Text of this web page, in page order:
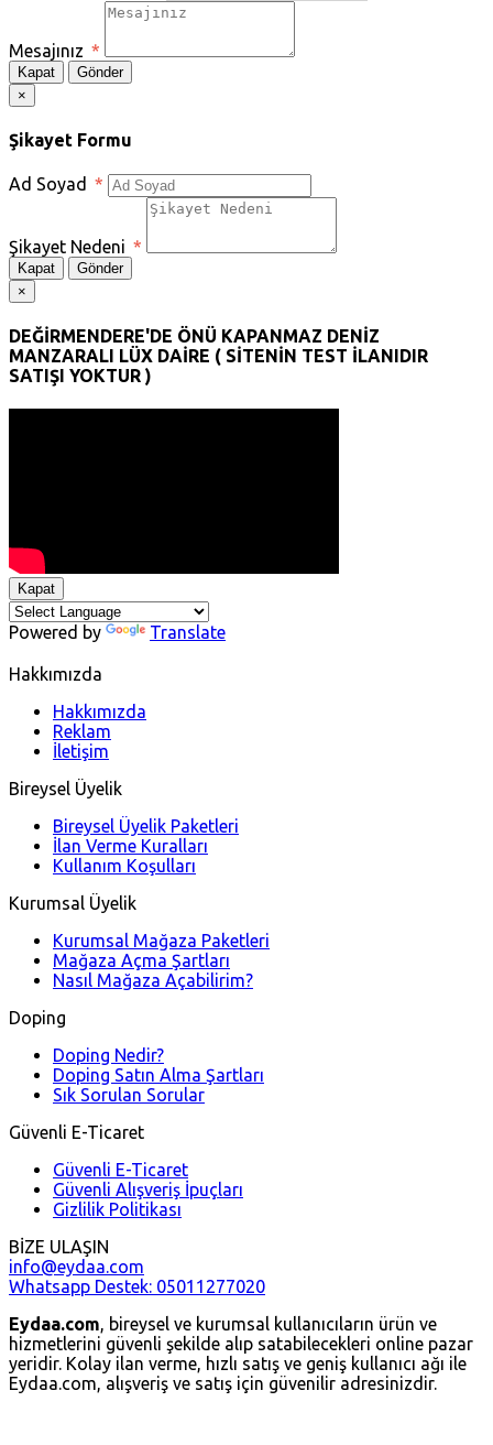
Mesajınız *
Kapat
Gönder
×
Şikayet Formu
Ad Soyad *
Şikayet Nedeni *
Kapat
Gönder
×
DEĞİRMENDERE'DE ÖNÜ KAPANMAZ DENİZ
MANZARALI LÜX DAİRE ( SİTENİN TEST İLANIDIR
SATIŞI YOKTUR )
Kapat
Powered by Translate
Hakkımızda
Hakkımızda
Reklam
İletişim
Bireysel Üyelik
Bireysel Üyelik Paketleri
İlan Verme Kuralları
Kullanım Koşulları
Kurumsal Üyelik
Kurumsal Mağaza Paketleri
Mağaza Açma Şartları
Nasıl Mağaza Açabilirim?
Doping
Doping Nedir?
Doping Satın Alma Şartları
Sık Sorulan Sorular
Güvenli E-Ticaret
Güvenli E-Ticaret
Güvenli Alışveriş İpuçları
Gizlilik Politikası
BİZE ULAŞIN
info@eydaa.com
Whatsapp Destek: 05011277020
Eydaa.com, bireysel ve kurumsal kullanıcıların ürün ve
hizmetlerini güvenli şekilde alıp satabilecekleri online pazar
yeridir. Kolay ilan verme, hızlı satış ve geniş kullanıcı ağı ile
Eydaa.com, alışveriş ve satış için güvenilir adresinizdir.